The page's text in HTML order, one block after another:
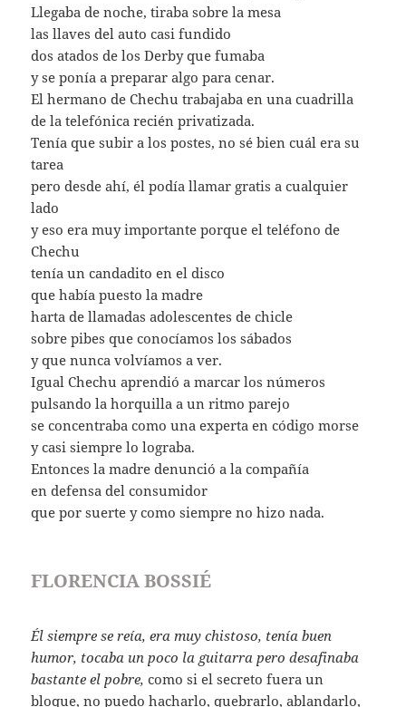
Llegaba de noche, tiraba sobre la mesa
las llaves del auto casi fundido
dos atados de los Derby que fumaba
y se ponía a preparar algo para cenar.
El hermano de Chechu trabajaba en una cuadrilla
de la telefónica recién privatizada.
Tenía que subir a los postes, no sé bien cuál era su
tarea
pero desde ahí, él podía llamar gratis a cualquier
lado
y eso era muy importante porque el teléfono de
Chechu
tenía un candadito en el disco
que había puesto la madre
harta de llamadas adolescentes de chicle
sobre pibes que conocíamos los sábados
y que nunca volvíamos a ver.
Igual Chechu aprendió a marcar los números
pulsando la horquilla a un ritmo parejo
se concentraba como una experta en código morse
y casi siempre lo lograba.
Entonces la madre denunció a la compañía
en defensa del consumidor
que por suerte y como siempre no hizo nada.
FLORENCIA BOSSIÉ
Él siempre se reía, era muy chistoso, tenía buen
humor, tocaba un poco la guitarra pero desafinaba
bastante el pobre,como si el secreto fuera un
bloque, no puedo hacharlo, quebrarlo, ablandarlo,